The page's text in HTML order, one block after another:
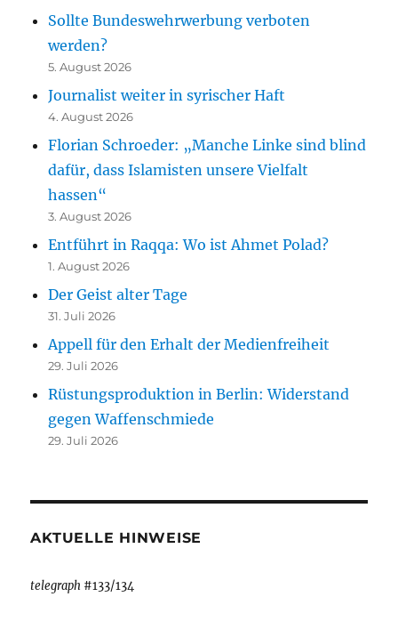
Sollte Bundeswehrwerbung verboten
werden?
5. August 2026
Journalist weiter in syrischer Haft
4. August 2026
Florian Schroeder: „Manche Linke sind blind
dafür, dass Islamisten unsere Vielfalt
hassen“
3. August 2026
Entführt in Raqqa: Wo ist Ahmet Polad?
1. August 2026
Der Geist alter Tage
31. Juli 2026
Appell für den Erhalt der Medienfreiheit
29. Juli 2026
Rüstungsproduktion in Berlin: Widerstand
gegen Waffenschmiede
29. Juli 2026
AKTUELLE HINWEISE
telegraph #133/134